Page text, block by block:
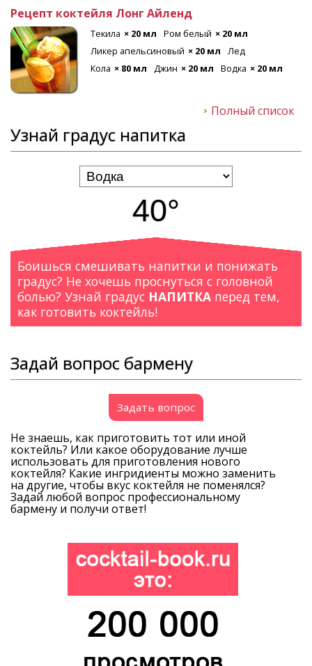
Рецепт коктейля Лонг Айленд
Текила × 20 мл Ром белый × 20 мл
Ликер апельсиновый × 20 мл
Лед
Кола × 80 мл Джин × 20 мл Водка × 20 мл
Полный список
Узнай градус напитка
40°
Боишься смешивать напитки и понижать
градус? Не хочешь проснуться с головной
болью? Узнай градус НАПИТКА перед тем,
как готовить коктейль!
Задай вопрос бармену
Задать вопрос
Не знаешь, как приготовить тот или иной
коктейль? Или какое оборудование лучше
использовать для приготовления нового
коктейля? Какие ингридиенты можно заменить
на другие, чтобы вкус коктейля не поменялся?
Задай любой вопрос профессиональному
бармену и получи ответ!